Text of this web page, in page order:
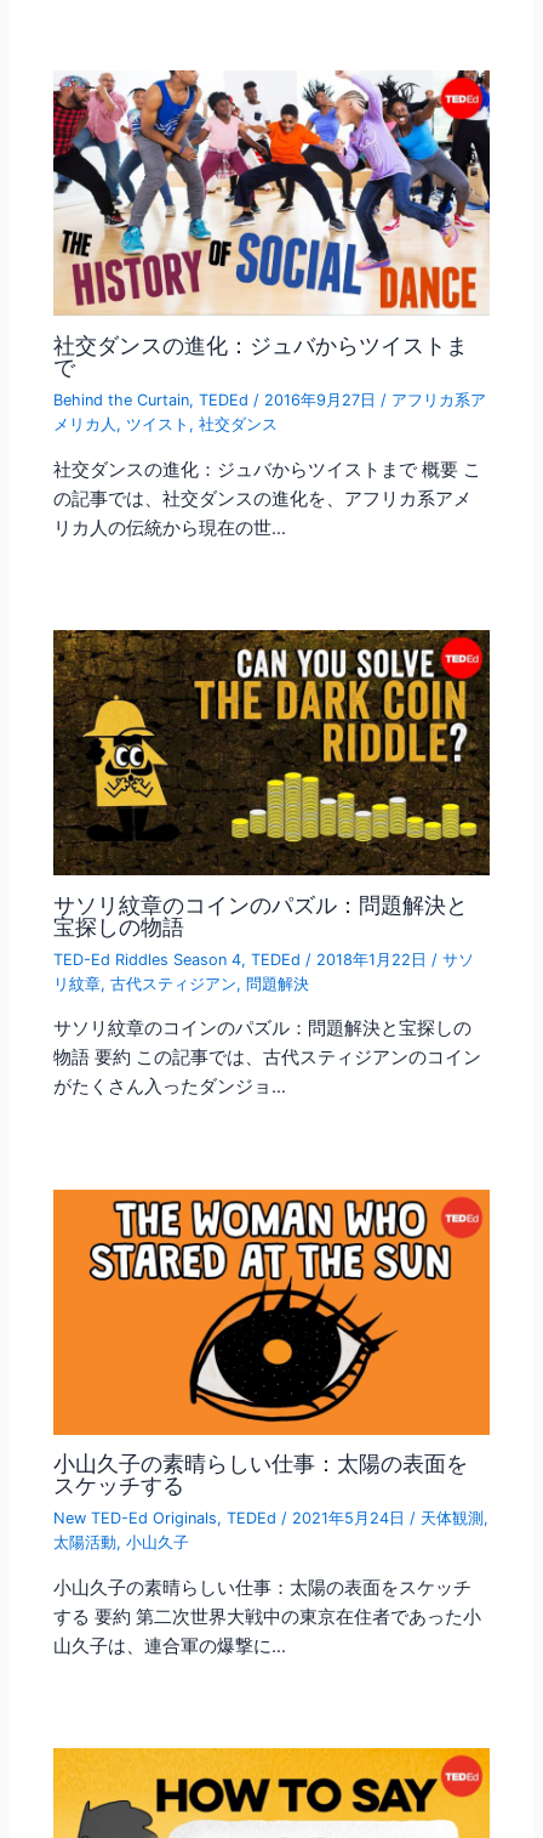
社交ダンスの進化：ジュバからツイストま
で
Behind the Curtain,TEDEd / 2016年9月27日 / アフリカ系ア
メリカ人 , ツイスト ,社交ダンス
社交ダンスの進化：ジュバからツイストまで 概要 こ
の記事では、社交ダンスの進化を、アフリカ系アメ
リカ人の伝統から現在の世…
サソリ紋章のコインのパズル：問題解決と
宝探しの物語
TED-Ed Riddles Season 4,TEDEd / 2018年1月22日 /サソ
リ紋章,古代スティジアン,問題解決
サソリ紋章のコインのパズル：問題解決と宝探しの
物語 要約 この記事では、古代スティジアンのコイン
がたくさん入ったダンジョ…
小山久子の素晴らしい仕事：太陽の表面を
スケッチする
New TED-Ed Originals,TEDEd / 2021年5月24日/ 天体観測 ,
太陽活動,小山久子
小山久子の素晴らしい仕事：太陽の表面をスケッチ
する 要約 第二次世界大戦中の東京在住者であった小
山久子は、連合軍の爆撃に…